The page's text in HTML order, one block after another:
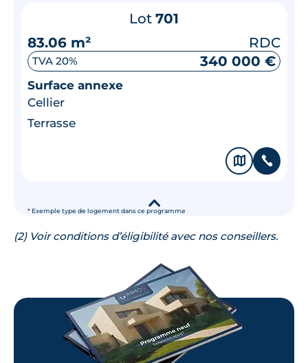
* Exemple type de logement dans ce programme
Lot 701
83.06 m²
RDC
TVA 20% 340 000 €
Surface annexe
Cellier
Terrasse
🗞 📞
▾
(2) Voir conditions d’éligibilité avec nos conseillers.